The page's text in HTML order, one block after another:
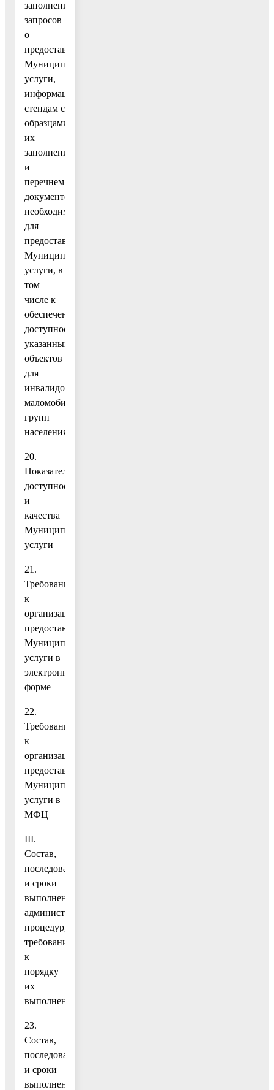
заполнения
запросов
о
предоставлении
Муниципальной
услуги,
информационным
стендам с
образцами
их
заполнения
и
перечнем
документов,
необходимых
для
предоставления
Муниципальной
услуги, в
том
числе к
обеспечению
доступности
указанных
объектов
для
инвалидов,
маломобильных
групп
населения
20.
Показатели
доступности
и
качества
Муниципальной
услуги
21.
Требования
к
организации
предоставления
Муниципальной
услуги в
электронной
форме
22.
Требования
к
организации
предоставления
Муниципальной
услуги в
МФЦ
III.
Состав,
последовательность
и сроки
выполнения
административных
процедур,
требования
к
порядку
их
выполнения
23.
Состав,
последовательность
и сроки
выполнения